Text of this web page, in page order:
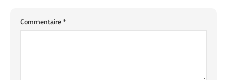
Commentaire*